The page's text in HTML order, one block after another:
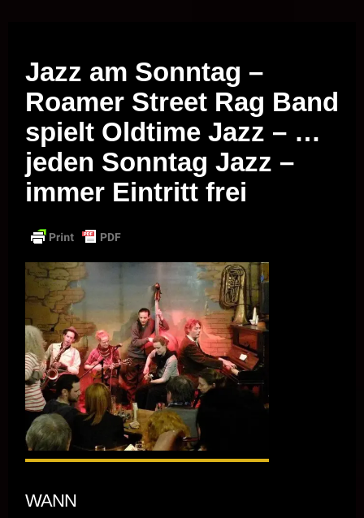
Jazz am Sonntag –
Roamer Street Rag Band
spielt Oldtime Jazz – …
jeden Sonntag Jazz –
immer Eintritt frei
WANN